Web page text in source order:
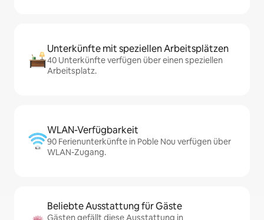
Unterkünfte mit speziellen Arbeitsplätzen
40 Unterkünfte verfügen über einen speziellen
Arbeitsplatz.
WLAN-Verfügbarkeit
90 Ferienunterkünfte in Poble Nou verfügen über
WLAN-Zugang.
Beliebte Ausstattung für Gäste
Gästen gefällt diese Ausstattung in